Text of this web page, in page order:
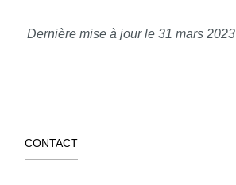
Dernière mise à jour le 31 mars 2023
CONTACT